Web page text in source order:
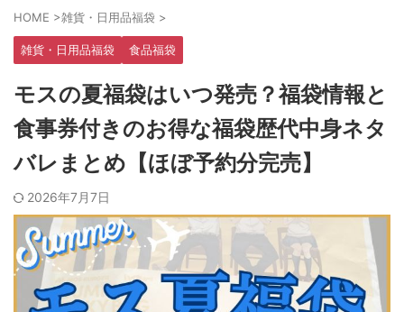
HOME >雑貨・日用品福袋 >
雑貨・日用品福袋 食品福袋
モスの夏福袋はいつ発売？福袋情報と
食事券付きのお得な福袋歴代中身ネタ
バレまとめ【ほぼ予約分完売】
2026年7月7日